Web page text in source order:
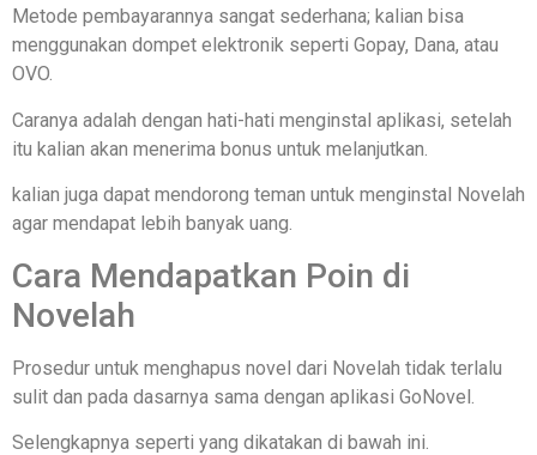
Metode pembayarannya sangat sederhana; kalian bisa
menggunakan dompet elektronik seperti Gopay, Dana, atau
OVO.
Caranya adalah dengan hati-hati menginstal aplikasi, setelah
itu kalian akan menerima bonus untuk melanjutkan.
kalian juga dapat mendorong teman untuk menginstal Novelah
agar mendapat lebih banyak uang.
Cara Mendapatkan Poin di
Novelah
Prosedur untuk menghapus novel dari Novelah tidak terlalu
sulit dan pada dasarnya sama dengan aplikasi GoNovel.
Selengkapnya seperti yang dikatakan di bawah ini.